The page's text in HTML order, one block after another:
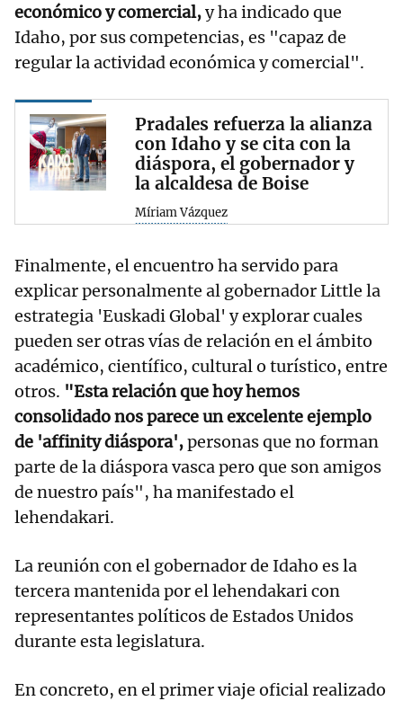
económico y comercial,y ha indicado que
Idaho, por sus competencias, es "capaz de
regular la actividad económica y comercial".
Pradales refuerza la alianza
con Idaho y se cita con la
diáspora, el gobernador y
la alcaldesa de Boise
Míriam Vázquez
Finalmente, el encuentro ha servido para
explicar personalmente al gobernador Little la
estrategia 'Euskadi Global' y explorar cuales
pueden ser otras vías de relación en el ámbito
académico, científico, cultural o turístico, entre
otros. "Esta relación que hoy hemos
consolidado nos parece un excelente ejemplo
de 'affinity diáspora',personas que no forman
parte de la diáspora vasca pero que son amigos
de nuestro país", ha manifestado el
lehendakari.
La reunión con el gobernador de Idaho es la
tercera mantenida por el lehendakari con
representantes políticos de Estados Unidos
durante esta legislatura.
En concreto, en el primer viaje oficial realizado